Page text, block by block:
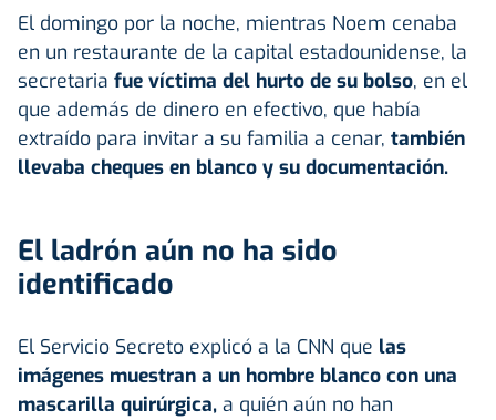
El domingo por la noche, mientras Noem cenaba
en un restaurante de la capital estadounidense, la
secretaria fue víctima del hurto de su bolso, en el
que además de dinero en efectivo, que había
extraído para invitar a su familia a cenar, también
llevaba cheques en blanco y su documentación.
El ladrón aún no ha sido
identificado
El Servicio Secreto explicó a la CNN que las
imágenes muestran a un hombre blanco con una
mascarilla quirúrgica, a quién aún no han